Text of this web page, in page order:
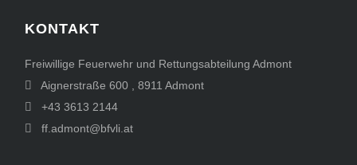
KONTAKT
Freiwillige Feuerwehr und Rettungsabteilung Admont
Aignerstraße 600
8911 Admont
+43 3613 2144
ff.admont@bfvli.at